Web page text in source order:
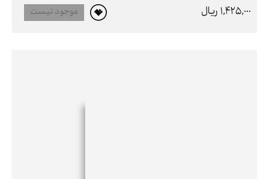
1,425,000 ريال
موجود نیست